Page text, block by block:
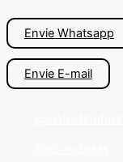
Envie Whatsapp
Envie E-mail